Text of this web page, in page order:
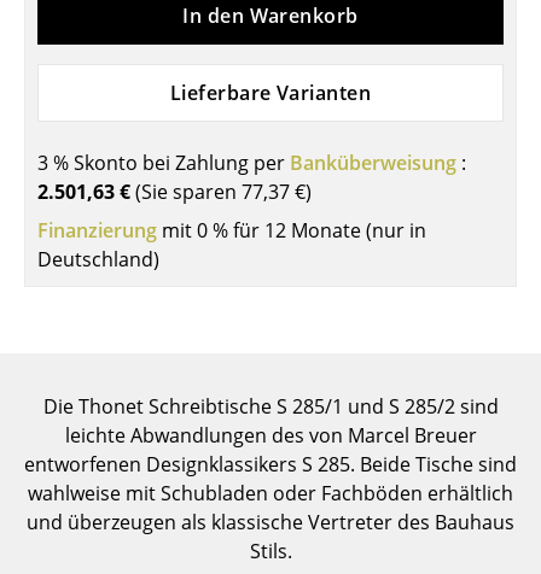
Konferenztische
Stehtische & Stehpulte
Gartentische
Servierwagen
Aufbewahren
Regale & Schränke
Bücherregale
Wandregale
In den Warenkorb
Lieferbare Varianten
3 % Skonto bei Zahlung per Banküberweisung :
2.501,63 €(Sie sparen 77,37 €)
Finanzierung mit 0 % für 12 Monate (nur in
Deutschland)
Die Thonet Schreibtische S 285/1 und S 285/2 sind
leichte Abwandlungen des von Marcel Breuer
entworfenen Designklassikers S 285. Beide Tische sind
wahlweise mit Schubladen oder Fachböden erhältlich
und überzeugen als klassische Vertreter des Bauhaus
Stils.